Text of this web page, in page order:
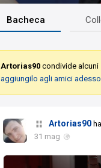
Bacheca
Artorias90 condivide alcuni
aggiungilo agli amici adesso
Artorias90
31 mag